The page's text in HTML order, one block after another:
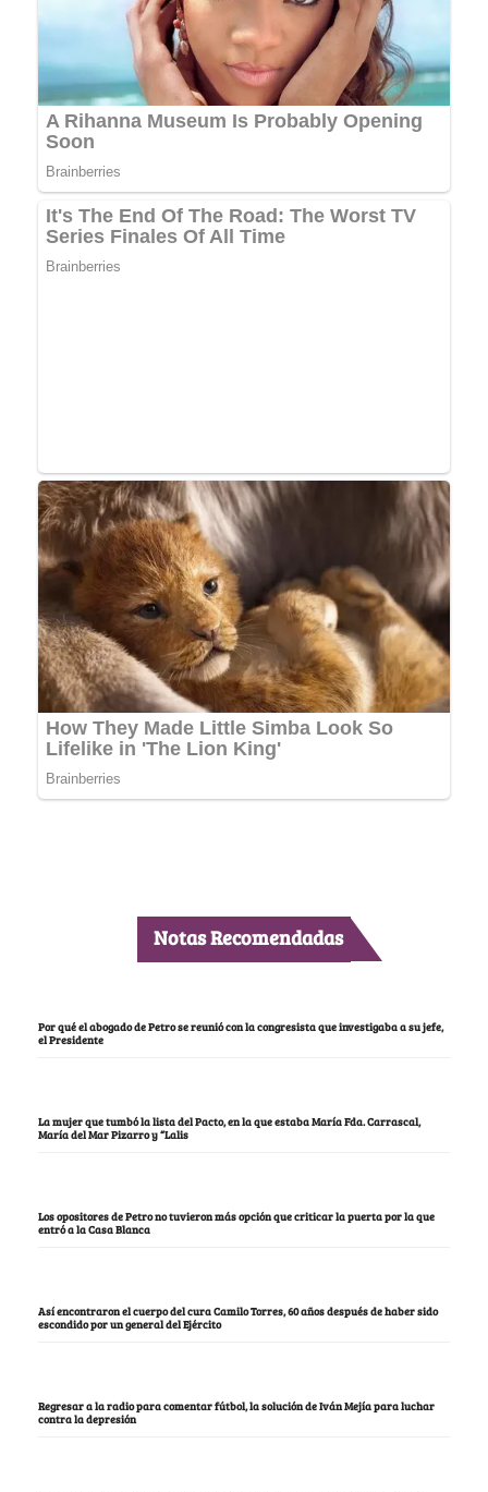
Notas Recomendadas
Por qué el abogado de Petro se reunió con la congresista que investigaba a su jefe,
el Presidente
La mujer que tumbó la lista del Pacto, en la que estaba María Fda. Carrascal,
María del Mar Pizarro y “Lalis
Los opositores de Petro no tuvieron más opción que criticar la puerta por la que
entró a la Casa Blanca
Así encontraron el cuerpo del cura Camilo Torres, 60 años después de haber sido
escondido por un general del Ejército
Regresar a la radio para comentar fútbol, la solución de Iván Mejía para luchar
contra la depresión